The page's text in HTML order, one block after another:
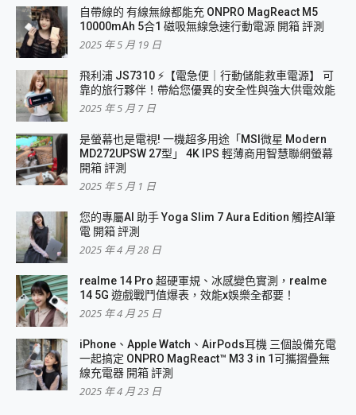
自帶線的 有線無線都能充 ONPRO MagReact M5
10000mAh 5合1 磁吸無線急速行動電源 開箱 評測
2025 年 5 月 19 日
飛利浦 JS7310 ⚡【電急便｜行動儲能救車電源】 可
靠的旅行夥伴！帶給您優異的安全性與強大供電效能
2025 年 5 月 7 日
是螢幕也是電視! 一機超多用途「MSI微星 Modern
MD272UPSW 27型」 4K IPS 輕薄商用智慧聯網螢幕
開箱 評測
2025 年 5 月 1 日
您的專屬AI 助手 Yoga Slim 7 Aura Edition 觸控AI筆
電 開箱 評測
2025 年 4 月 28 日
realme 14 Pro 超硬軍規、冰感變色實測，realme
14 5G 遊戲戰鬥值爆表，效能x娛樂全都要！
2025 年 4 月 25 日
iPhone、Apple Watch、AirPods耳機 三個設備充電
一起搞定 ONPRO MagReact™ M3 3 in 1可攜摺疊無
線充電器 開箱 評測
2025 年 4 月 23 日